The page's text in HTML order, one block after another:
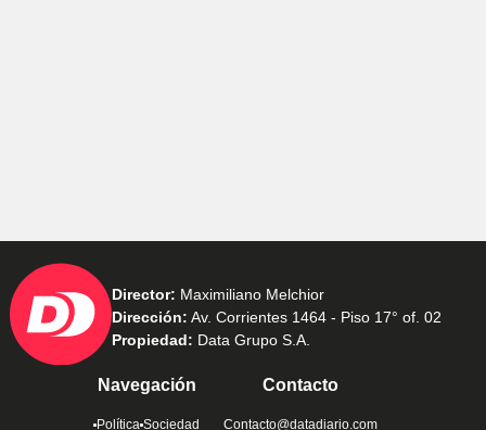
Director: Maximiliano Melchior
Dirección: Av. Corrientes 1464 - Piso 17° of. 02
Propiedad: Data Grupo S.A.
Navegación
Política Sociedad
Contacto
Contacto@datadiario.com